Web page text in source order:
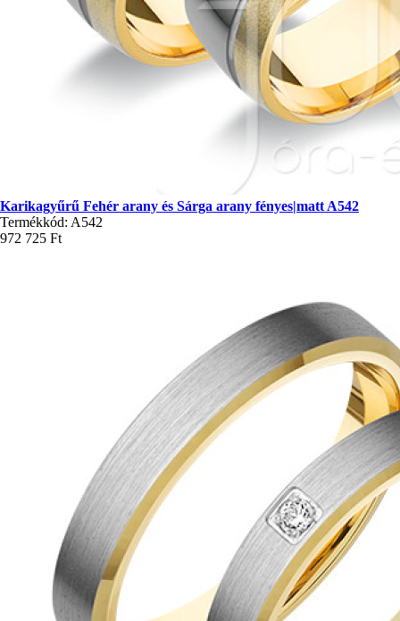
Karikagyűrű Fehér arany és Sárga arany fényes|matt A542
Termékkód: A542
972 725 Ft